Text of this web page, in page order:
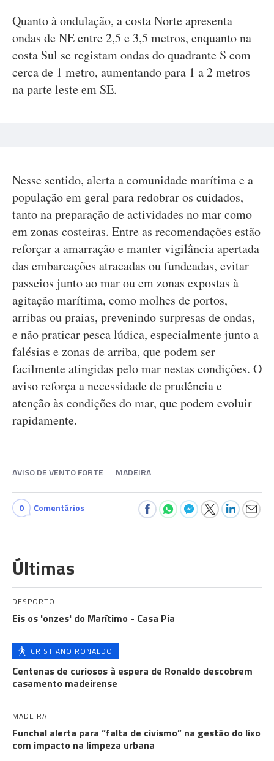
Quanto à ondulação, a costa Norte apresenta
ondas de NE entre 2,5 e 3,5 metros, enquanto na
costa Sul se registam ondas do quadrante S com
cerca de 1 metro, aumentando para 1 a 2 metros
na parte leste em SE.
Nesse sentido, alerta a comunidade marítima e a
população em geral para redobrar os cuidados,
tanto na preparação de actividades no mar como
em zonas costeiras. Entre as recomendações estão
reforçar a amarração e manter vigilância apertada
das embarcações atracadas ou fundeadas, evitar
passeios junto ao mar ou em zonas expostas à
agitação marítima, como molhes de portos,
arribas ou praias, prevenindo surpresas de ondas,
e não praticar pesca lúdica, especialmente junto a
falésias e zonas de arriba, que podem ser
facilmente atingidas pelo mar nestas condições. O
aviso reforça a necessidade de prudência e
atenção às condições do mar, que podem evoluir
rapidamente.
AVISO DE VENTO FORTE MADEIRA
0 Comentários
Últimas
DESPORTO
Eis os 'onzes' do Marítimo - Casa Pia
CRISTIANO RONALDO
Centenas de curiosos à espera de Ronaldo descobrem
casamento madeirense
MADEIRA
Funchal alerta para “falta de civismo” na gestão do lixo
com impacto na limpeza urbana